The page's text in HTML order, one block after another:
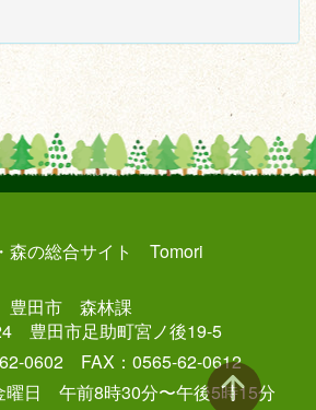
森の総合サイト Tomori
豊田市 森林課
豊田市足助町宮ノ後19-5
0602 FAX：0565-62-0612
曜日 午前8時30分〜午後5時15分